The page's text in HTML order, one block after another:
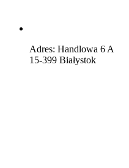
Adres: Handlowa 6 A
15-399 Białystok